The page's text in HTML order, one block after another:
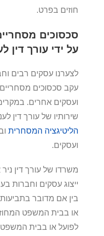
חוזים בפרט.
סכסוכים
על ידי עורך דין
לצערנו עסקים רבים
עקב סכסוכים
ועסקים אחרים.
שירותיו של עורך דין
הליטיגציה המסחרית
ועסקים.
משרדו של עורך דין
ייצוג עסקים וחברות
בין אם מדובר
או בבית המשפט
לפועל או בבית המשפט